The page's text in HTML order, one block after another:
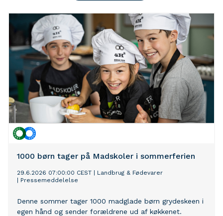
1000 børn tager på Madskoler i sommerferien
29.6.2026 07:00:00 CEST
Landbrug & Fødevarer
Pressemeddelelse
Denne sommer tager 1000 madglade børn grydeskeen i
egen hånd og sender forældrene ud af køkkenet.